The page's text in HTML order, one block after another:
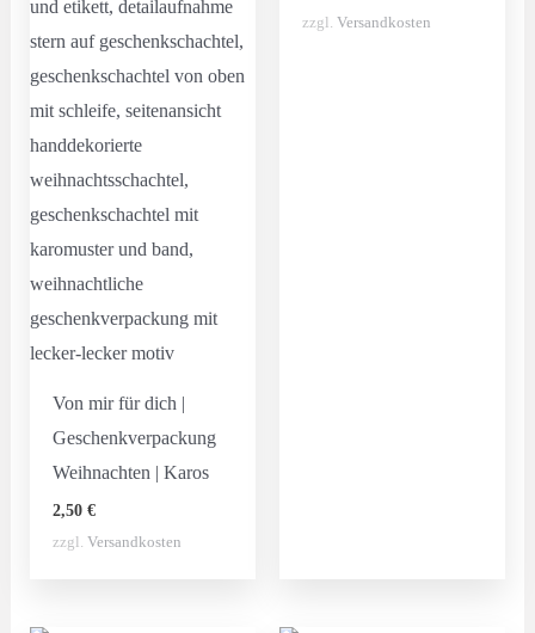
Von mir für dich |
Geschenkverpackung
Weihnachten | Karos
2,50 €
zzgl. Versandkosten
zzgl.Versandkosten